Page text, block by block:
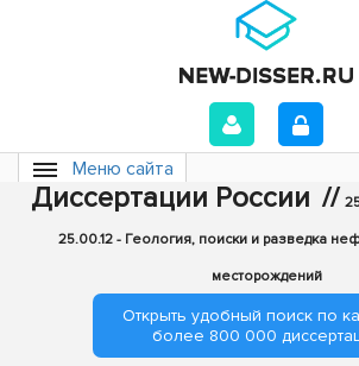
Меню сайта
Диссертации России //
25.00.12 - Геология, поиски и разведка
месторождений
Открыть удобный поиск по
более 800 000